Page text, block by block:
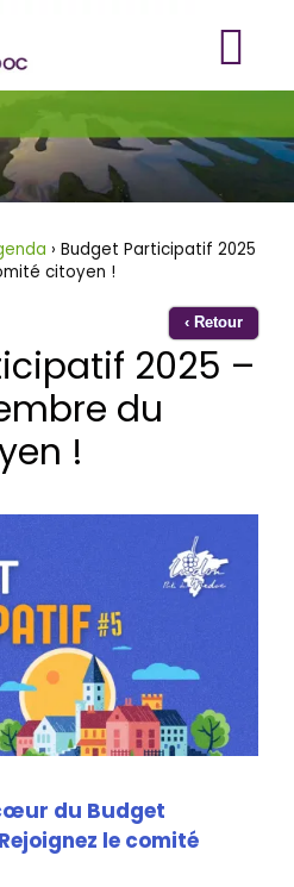
› Budget Participatif 2025
citoyen !
‹ Retour
2025 –
du
!
du Budget
le comité